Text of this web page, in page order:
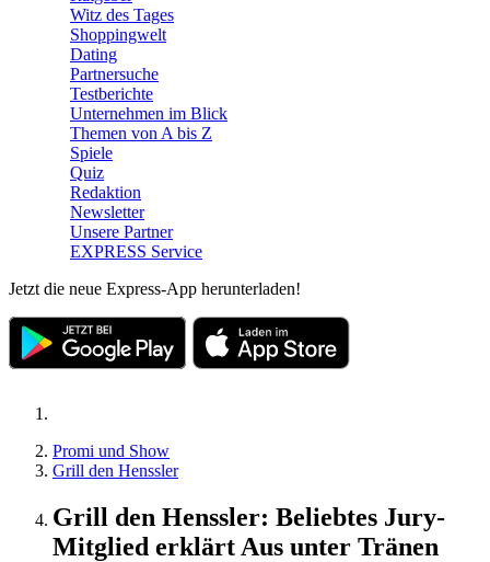
Witz des Tages
Shoppingwelt
Dating
Partnersuche
Testberichte
Unternehmen im Blick
Themen von A bis Z
Spiele
Quiz
Redaktion
Newsletter
Unsere Partner
EXPRESS Service
Jetzt die neue Express-App herunterladen!
Promi und Show
Grill den Henssler
Grill den Henssler: Beliebtes Jury-
Mitglied erklärt Aus unter Tränen